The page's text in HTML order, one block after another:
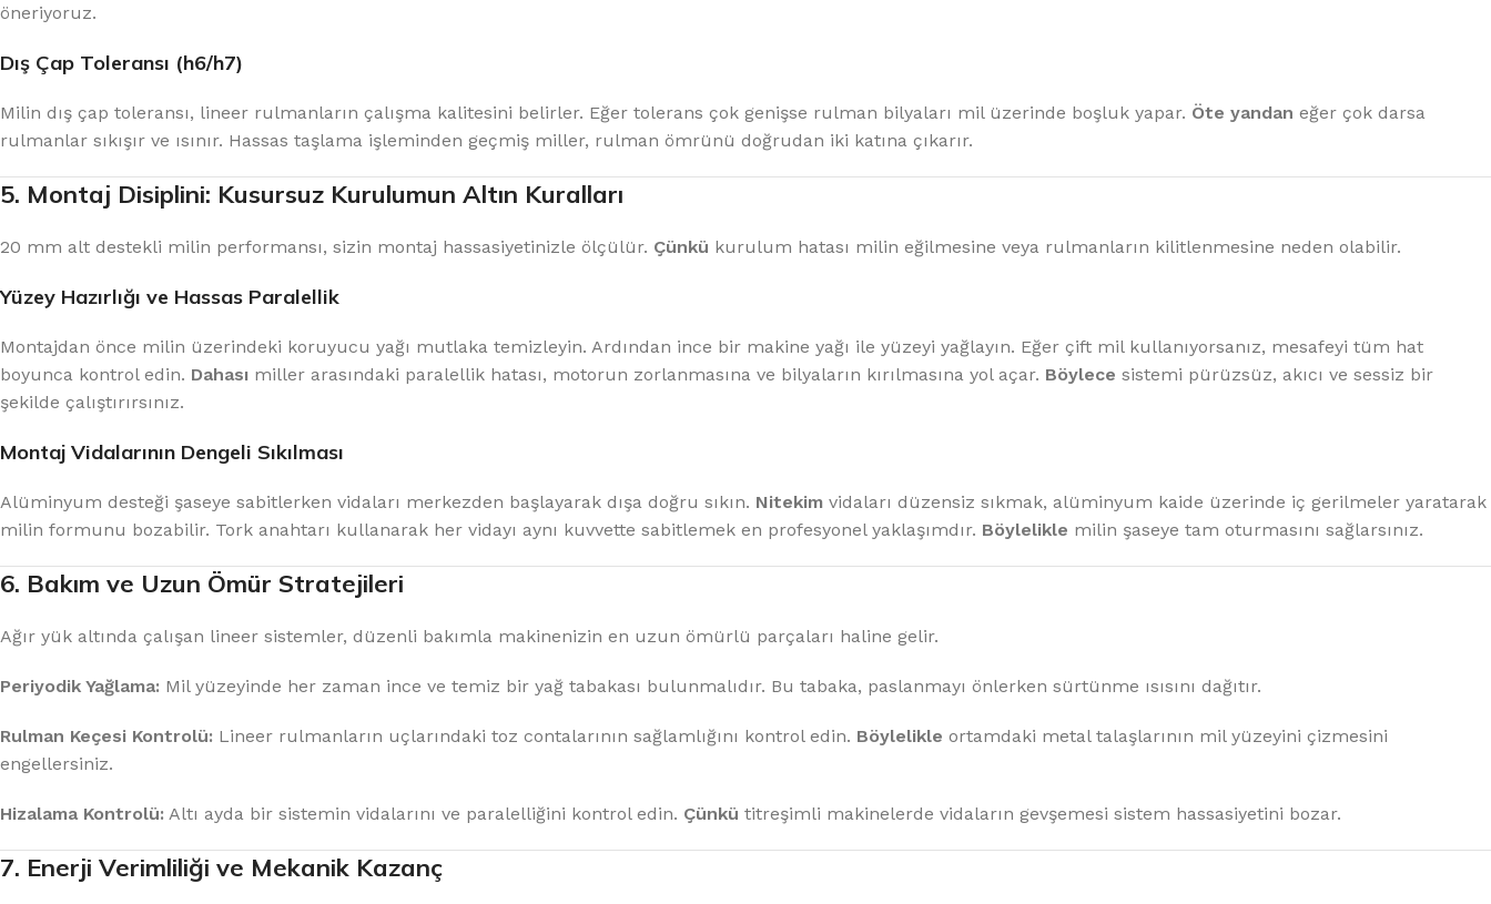
öneriyoruz.
Dış Çap Toleransı (h6/h7)
Milin dış çap toleransı, lineer rulmanların çalışma kalitesini belirler. Eğer tolerans çok genişse rulman bilyaları mil üzerinde boşluk yapar. Öte yandan eğer çok darsa
rulmanlar sıkışır ve ısınır. Hassas taşlama işleminden geçmiş miller, rulman ömrünü doğrudan iki katına çıkarır.
5. Montaj Disiplini: Kusursuz Kurulumun Altın Kuralları
20 mm alt destekli milin performansı, sizin montaj hassasiyetinizle ölçülür. Çünkü kurulum hatası milin eğilmesine veya rulmanların kilitlenmesine neden olabilir.
Yüzey Hazırlığı ve Hassas Paralellik
Montajdan önce milin üzerindeki koruyucu yağı mutlaka temizleyin. Ardından ince bir makine yağı ile yüzeyi yağlayın. Eğer çift mil kullanıyorsanız, mesafeyi tüm hat
boyunca kontrol edin. Dahası miller arasındaki paralellik hatası, motorun zorlanmasına ve bilyaların kırılmasına yol açar. Böylece sistemi pürüzsüz, akıcı ve sessiz bir
şekilde çalıştırırsınız.
Montaj Vidalarının Dengeli Sıkılması
Alüminyum desteği şaseye sabitlerken vidaları merkezden başlayarak dışa doğru sıkın. Nitekim vidaları düzensiz sıkmak, alüminyum kaide üzerinde iç gerilmeler yaratarak
milin formunu bozabilir. Tork anahtarı kullanarak her vidayı aynı kuvvette sabitlemek en profesyonel yaklaşımdır. Böylelikle milin şaseye tam oturmasını sağlarsınız.
6. Bakım ve Uzun Ömür Stratejileri
Ağır yük altında çalışan lineer sistemler, düzenli bakımla makinenizin en uzun ömürlü parçaları haline gelir.
Periyodik Yağlama: Mil yüzeyinde her zaman ince ve temiz bir yağ tabakası bulunmalıdır. Bu tabaka, paslanmayı önlerken sürtünme ısısını dağıtır.
Rulman Keçesi Kontrolü: Lineer rulmanların uçlarındaki toz contalarının sağlamlığını kontrol edin. Böylelikle ortamdaki metal talaşlarının mil yüzeyini çizmesini
engellersiniz.
Hizalama Kontrolü: Altı ayda bir sistemin vidalarını ve paralelliğini kontrol edin. Çünkü titreşimli makinelerde vidaların gevşemesi sistem hassasiyetini bozar.
7. Enerji Verimliliği ve Mekanik Kazanç